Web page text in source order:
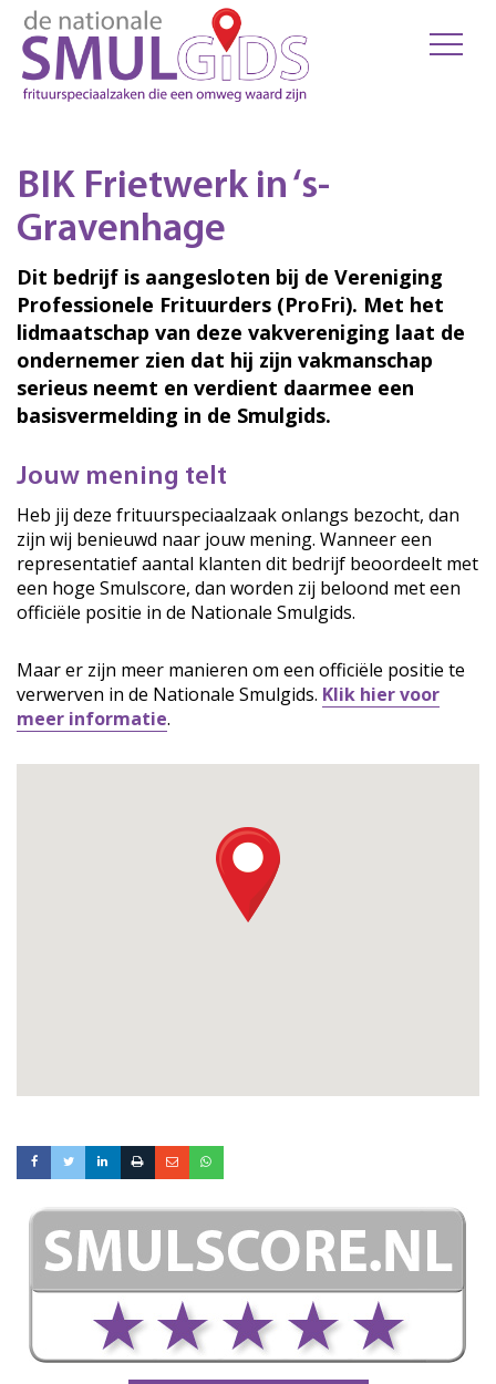
BIK Frietwerk in ‘s-
Gravenhage
Dit bedrijf is aangesloten bij de Vereniging
Professionele Frituurders (ProFri). Met het
lidmaatschap van deze vakvereniging laat de
ondernemer zien dat hij zijn vakmanschap
serieus neemt en verdient daarmee een
basisvermelding in de Smulgids.
Jouw mening telt
Heb jij deze frituurspeciaalzaak onlangs bezocht, dan
zijn wij benieuwd naar jouw mening. Wanneer een
representatief aantal klanten dit bedrijf beoordeelt met
een hoge Smulscore, dan worden zij beloond met een
officiële positie in de Nationale Smulgids.
Maar er zijn meer manieren om een officiële positie te
verwerven in de Nationale Smulgids. Klik hier voor
meer informatie.